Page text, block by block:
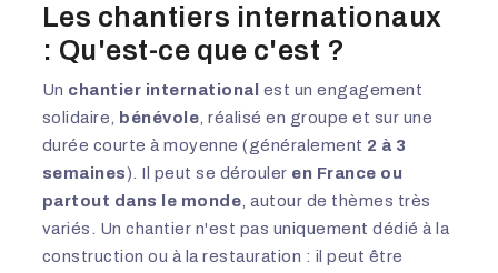
Les chantiers internationaux
: Qu'est-ce que c'est ?
Un chantier international est un engagement
solidaire, bénévole , réalisé en groupe et sur une
durée courte à moyenne (généralement 2 à 3
semaines). Il peut se dérouler en France ou
partout dans le monde , autour de thèmes très
variés. Un chantier n'est pas uniquement dédié à la
construction ou à la restauration : il peut être